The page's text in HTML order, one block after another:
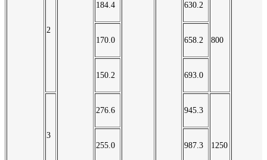
2
184.4 630.2
800
170.0 658.2
150.2 693.0
3
276.6 945.3
1250
255.0 987.3